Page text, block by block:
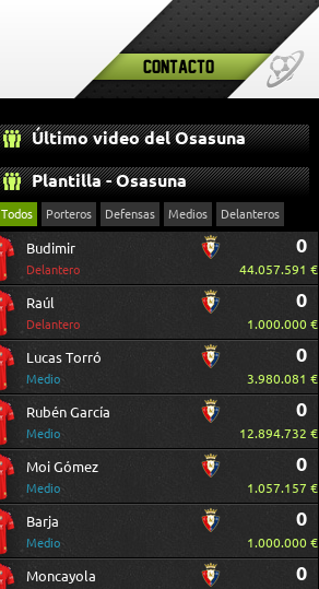
Contacto
Último video del Osasuna
Plantilla - Osasuna
Todos Porteros Defensas Medios Delanteros
Budimir
Delantero
0
44.057.591 €
Raúl
Delantero
0
1.000.000 €
Lucas Torró
Medio
0
3.980.081 €
Rubén García
Medio
0
12.894.732 €
Moi Gómez
Medio
0
1.057.157 €
Barja
Medio
0
1.000.000 €
Moncayola 0